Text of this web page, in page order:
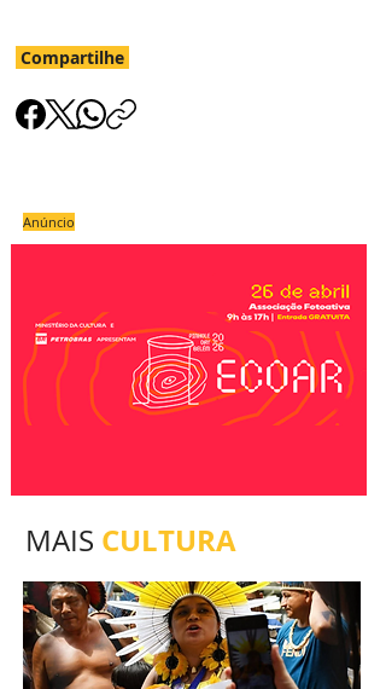
Compartilhe
Anúncio
MAIS CULTURA